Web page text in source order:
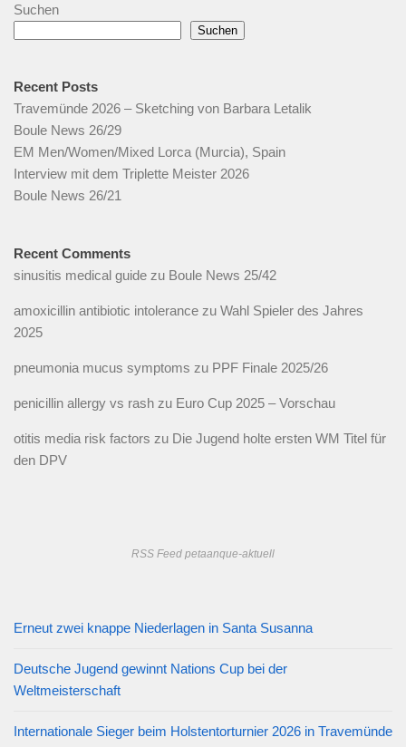
Suchen
Suchen
Recent Posts
Travemünde 2026 – Sketching von Barbara Letalik
Boule News 26/29
EM Men/Women/Mixed Lorca (Murcia), Spain
Interview mit dem Triplette Meister 2026
Boule News 26/21
Recent Comments
sinusitis medical guide zu Boule News 25/42
amoxicillin antibiotic intolerance zu Wahl Spieler des Jahres
2025
pneumonia mucus symptoms zu PPF Finale 2025/26
penicillin allergy vs rash zu Euro Cup 2025 – Vorschau
otitis media risk factors zu Die Jugend holte ersten WM Titel für
den DPV
RSS Feed petaanque-aktuell
Erneut zwei knappe Niederlagen in Santa Susanna
Deutsche Jugend gewinnt Nations Cup bei der
Weltmeisterschaft
Internationale Sieger beim Holstentorturnier 2026 in Travemünde